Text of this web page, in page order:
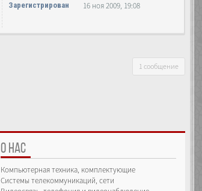
Зарегистрирован 16 ноя 2009, 19:08
1 сообщение
О НАС
Компьютерная техника, комплектующие
Системы телекоммуникаций, сети